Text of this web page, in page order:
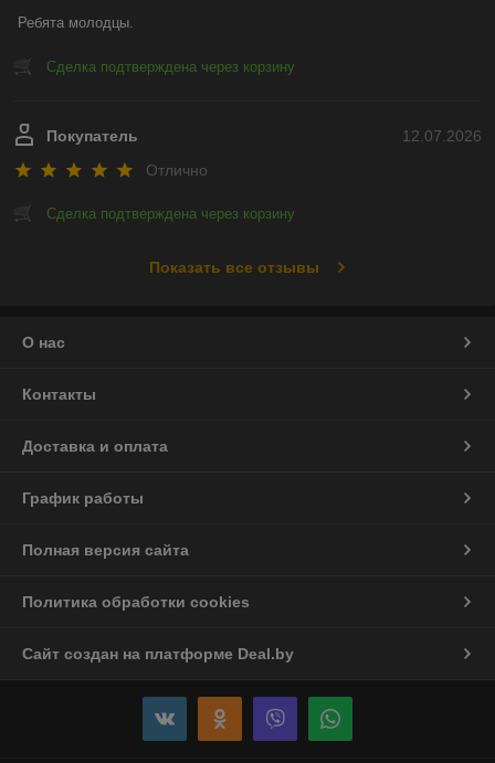
Ребята молодцы.
Сделка подтверждена через корзину
12.07.2026
Покупатель
Отлично
Сделка подтверждена через корзину
Показать все отзывы
О нас
Контакты
Доставка и оплата
График работы
Полная версия сайта
Политика обработки cookies
Сайт создан на платформе Deal.by